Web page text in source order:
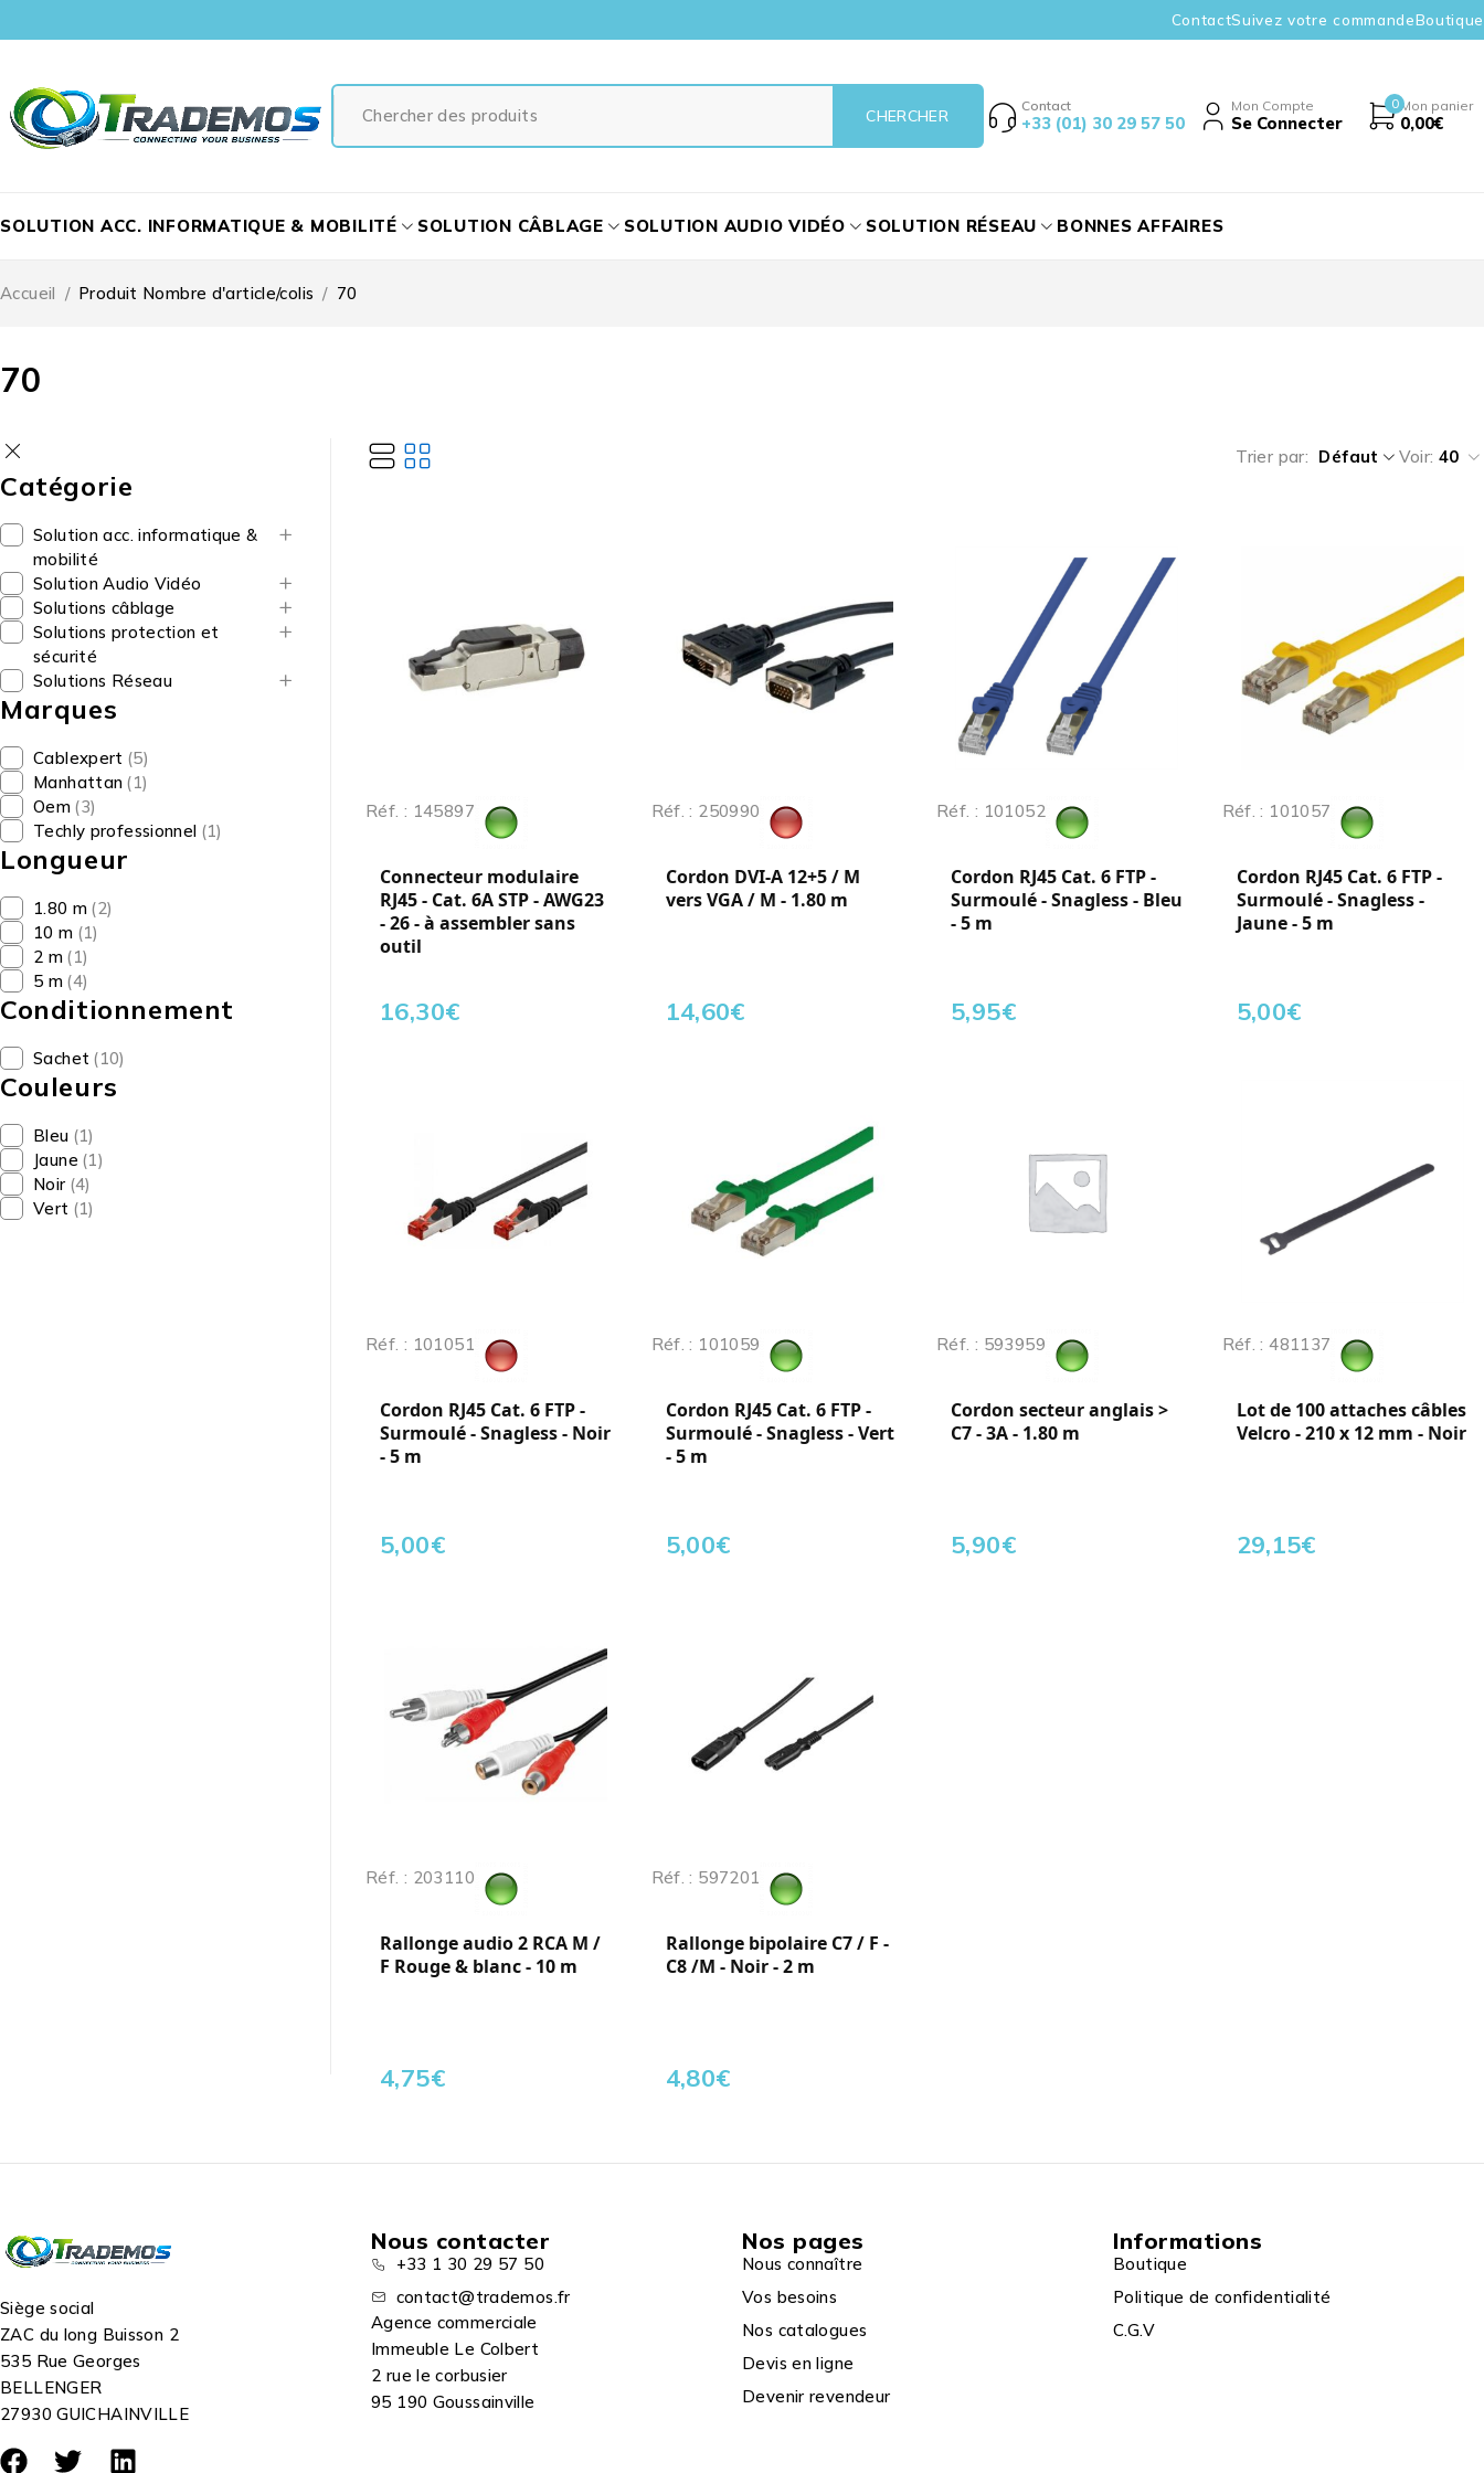
ContactSuivez votre commandeBoutique
Contact
+33 (01) 30 29 57 50
Mon Compte
Se Connecter
0 Mon panier
0,00€
SOLUTION ACC. INFORMATIQUE & MOBILITÉ SOLUTION CÂBLAGE SOLUTION AUDIO VIDÉO SOLUTION RÉSEAU BONNES AFFAIRES
70
Accueil / Produit Nombre d'article/colis / 70
Catégorie
Solution acc. informatique &
mobilité
Solution Audio Vidéo
Solutions câblage
Solutions protection et
sécurité
Solutions Réseau
Marques
Cablexpert (5)
Manhattan (1)
Oem (3)
Techly professionnel (1)
Longueur
1.80 m (2)
10 m (1)
2 m (1)
5 m (4)
Conditionnement
Sachet (10)
Couleurs
Bleu (1)
Jaune (1)
Noir (4)
Vert (1)
Trier par Défaut Voir: 40
Réf. : 145897
Connecteur modulaire
RJ45 - Cat. 6A STP - AWG23
- 26 - à assembler sans
outil
16,30€
Réf. : 250990
Cordon DVI-A 12+5 / M
vers VGA / M - 1.80 m
14,60€
Réf. : 101052
Cordon RJ45 Cat. 6 FTP -
Surmoulé - Snagless - Bleu
- 5 m
5,95€
Réf. : 101057
Cordon RJ45 Cat. 6 FTP -
Surmoulé - Snagless -
Jaune - 5 m
5,00€
Réf. : 101051
Cordon RJ45 Cat. 6 FTP -
Surmoulé - Snagless - Noir
- 5 m
5,00€
Réf. : 101059
Cordon RJ45 Cat. 6 FTP -
Surmoulé - Snagless - Vert
- 5 m
5,00€
Réf. : 593959
Cordon secteur anglais >
C7 - 3A - 1.80 m
5,90€
Réf. : 481137
Lot de 100 attaches câbles
Velcro - 210 x 12 mm - Noir
29,15€
Réf. : 203110
Rallonge audio 2 RCA M /
F Rouge & blanc - 10 m
4,75€
Réf. : 597201
Rallonge bipolaire C7 / F -
C8 /M - Noir - 2 m
4,80€
Siège social
ZAC du long Buisson 2
535 Rue Georges
BELLENGER
27930 GUICHAINVILLE
Nous contacter
+33 1 30 29 57 50
contact@trademos.fr
Agence commerciale
Immeuble Le Colbert
2 rue le corbusier
95 190 Goussainville
Nos pages
Nous connaître
Vos besoins
Nos catalogues
Devis en ligne
Devenir revendeur
Informations
Boutique
Politique de confidentialité
C.G.V